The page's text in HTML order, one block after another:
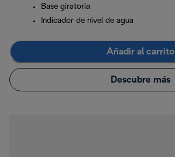
Base giratoria
Indicador de nivel de agua
Añadir al carrito
Descubre más